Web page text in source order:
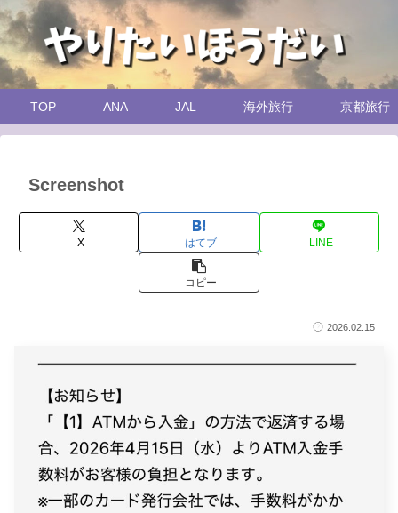
TOP ANA JAL 海外旅行 京都旅行
Screenshot
X はてブ LINE
コピー
2026.02.15